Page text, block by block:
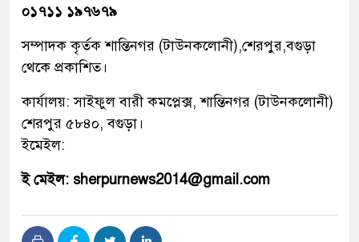
০১৭১১ ১৯৭৬৭৯
সম্পাদক কৃর্তক শান্তিনগর (টাউনকলোনী),শেরপুর,বগুড়া
থেকে প্রকাশিত।
কার্যালয়: সাইফুল বারী কমপ্লেক্স, শান্তিনগর (টাউনকলোনী)
শেরপুর ৫৮৪০, বগুড়া।
ইমেইল:
ই মেইল: sherpurnews2014@gmail.com